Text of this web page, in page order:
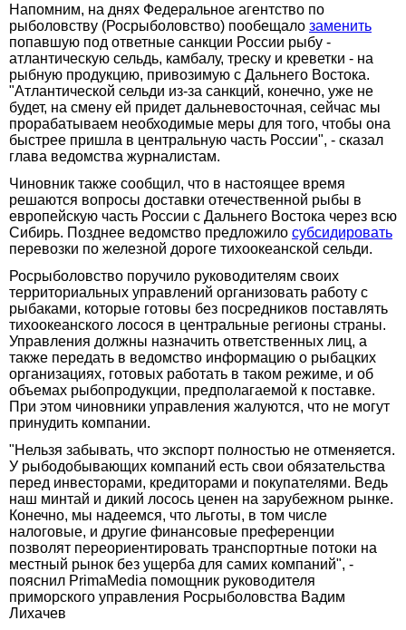
Напомним, на днях Федеральное агентство по
рыболовству (Росрыболовство) пообещало заменить
попавшую под ответные санкции России рыбу -
атлантическую сельдь, камбалу, треску и креветки - на
рыбную продукцию, привозимую с Дальнего Востока.
"Атлантической сельди из-за санкций, конечно, уже не
будет, на смену ей придет дальневосточная, сейчас мы
прорабатываем необходимые меры для того, чтобы она
быстрее пришла в центральную часть России", - сказал
глава ведомства журналистам.
Чиновник также сообщил, что в настоящее время
решаются вопросы доставки отечественной рыбы в
европейскую часть России с Дальнего Востока через всю
Сибирь. Позднее ведомство предложило субсидировать
перевозки по железной дороге тихоокеанской сельди.
Росрыболовство поручило руководителям своих
территориальных управлений организовать работу с
рыбаками, которые готовы без посредников поставлять
тихоокеанского лосося в центральные регионы страны.
Управления должны назначить ответственных лиц, а
также передать в ведомство информацию о рыбацких
организациях, готовых работать в таком режиме, и об
объемах рыбопродукции, предполагаемой к поставке.
При этом чиновники управления жалуются, что не могут
принудить компании.
"Нельзя забывать, что экспорт полностью не отменяется.
У рыбодобывающих компаний есть свои обязательства
перед инвесторами, кредиторами и покупателями. Ведь
наш минтай и дикий лосось ценен на зарубежном рынке.
Конечно, мы надеемся, что льготы, в том числе
налоговые, и другие финансовые преференции
позволят переориентировать транспортные потоки на
местный рынок без ущерба для самих компаний", -
пояснил PrimaMedia помощник руководителя
приморского управления Росрыболовства Вадим
Лихачев